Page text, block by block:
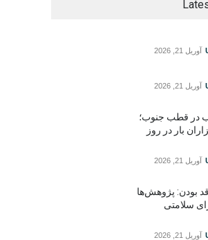
آوریل 21, 2026
آوریل 21, 2026
در قطب جنوب؛
بار در روز
آوریل 21, 2026
بودن: پژوهش‌ها
سلامتی
آوریل 21, 2026